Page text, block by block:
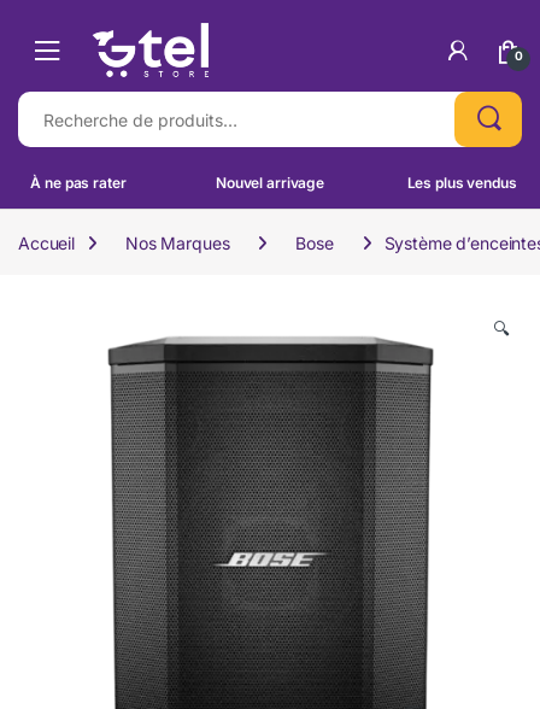
0
Recherche pour :
À ne pas rater Nouvel arrivage Les plus vendus
Accueil Nos Marques Bose Système
🔍